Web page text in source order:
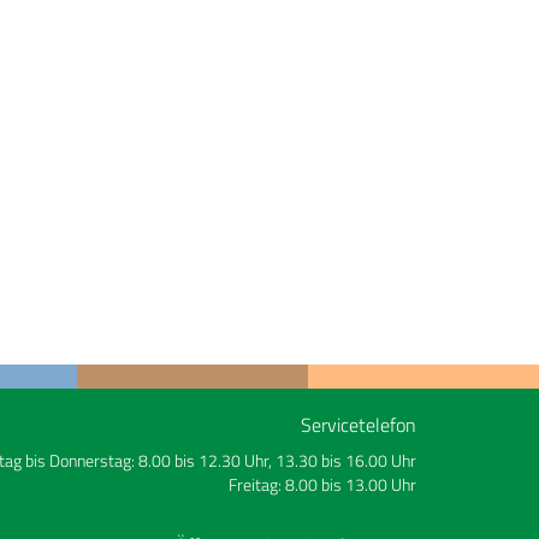
Servicetelefon
bis Donnerstag: 8.00 bis 12.30 Uhr, 13.30 bis 16.00 Uhr
Freitag: 8.00 bis 13.00 Uhr